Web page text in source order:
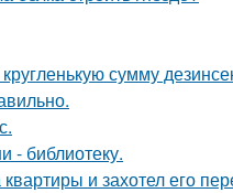
сумму
- библиотеку.
и захотел его